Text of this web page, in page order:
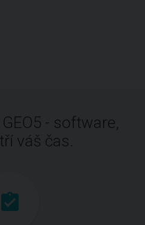
- software,
váš čas.